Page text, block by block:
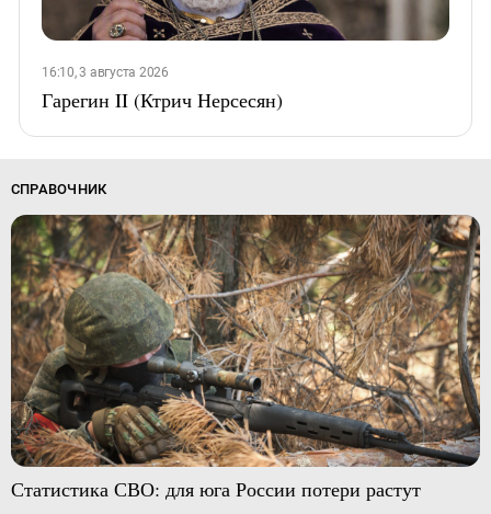
16:10, 3 августа 2026
Гарегин II (Ктрич Нерсесян)
СПРАВОЧНИК
Статистика СВО: для юга России потери растут